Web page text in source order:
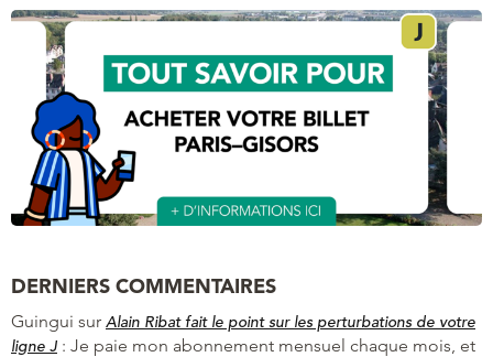
DERNIERS COMMENTAIRES
Guingui sur Alain Ribat fait le point sur les perturbations de votre
ligne J : Je paie mon abonnement mensuel chaque mois, et